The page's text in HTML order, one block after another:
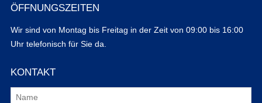
ÖFFNUNGSZEITEN
Wir sind von Montag bis Freitag in der Zeit von 09:00 bis 16:00
Uhr telefonisch für Sie da.
KONTAKT